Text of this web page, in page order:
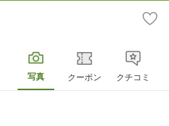
写真 クーポン クチコミ